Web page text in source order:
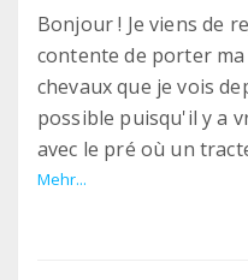
Bonjour ! Je viens de
contente de porter
chevaux que je vois
possible puisqu'il y a
avec le pré où un
boucher un passage
Mehr...